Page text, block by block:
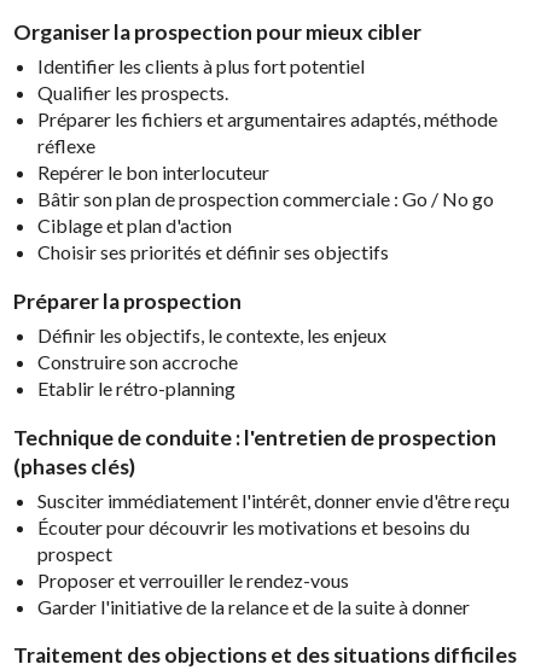
Organiser la prospection pour mieux cibler
Identifier les clients à plus fort potentiel
Qualifier les prospects.
Préparer les fichiers et argumentaires adaptés, méthode
réflexe
Repérer le bon interlocuteur
Bâtir son plan de prospection commerciale : Go / No go
Ciblage et plan d'action
Choisir ses priorités et définir ses objectifs
Préparer la prospection
Définir les objectifs, le contexte, les enjeux
Construire son accroche
Etablir le rétro-planning
Technique de conduite : l'entretien de prospection
(phases clés)
Susciter immédiatement l'intérêt, donner envie d'être reçu
Écouter pour découvrir les motivations et besoins du
prospect
Proposer et verrouiller le rendez-vous
Garder l'initiative de la relance et de la suite à donner
Traitement des objections et des situations difficiles